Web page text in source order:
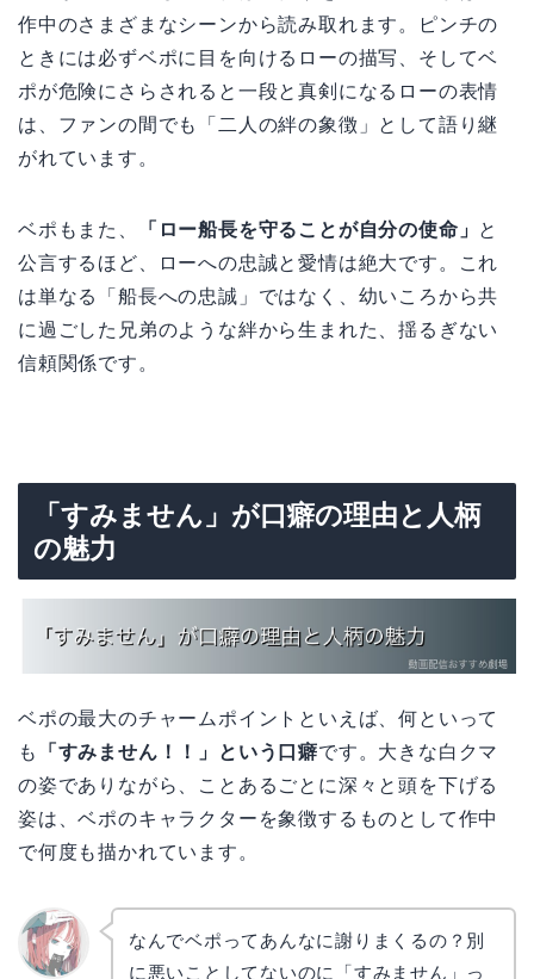
作中のさまざまなシーンから読み取れます。ピンチの
ときには必ずベポに目を向けるローの描写、そしてベ
ポが危険にさらされると一段と真剣になるローの表情
は、ファンの間でも「二人の絆の象徴」として語り継
がれています。
ベポもまた、 「ロー船長を守ることが自分の使命」 と
公言するほど、ローへの忠誠と愛情は絶大です。これ
は単なる「船長への忠誠」ではなく、幼いころから共
に過ごした兄弟のような絆から生まれた、揺るぎない
信頼関係です。
「すみません」が口癖の理由と人柄
の魅力
ベポの最大のチャームポイントといえば、何といって
も
「すみません！！」という口癖です。大きな白クマ
の姿でありながら、ことあるごとに深々と頭を下げる
姿は、ベポのキャラクターを象徴するものとして作中
で何度も描かれています。
なんでベポってあんなに謝りまくるの？別
に悪いことしてないのに「すみません」っ